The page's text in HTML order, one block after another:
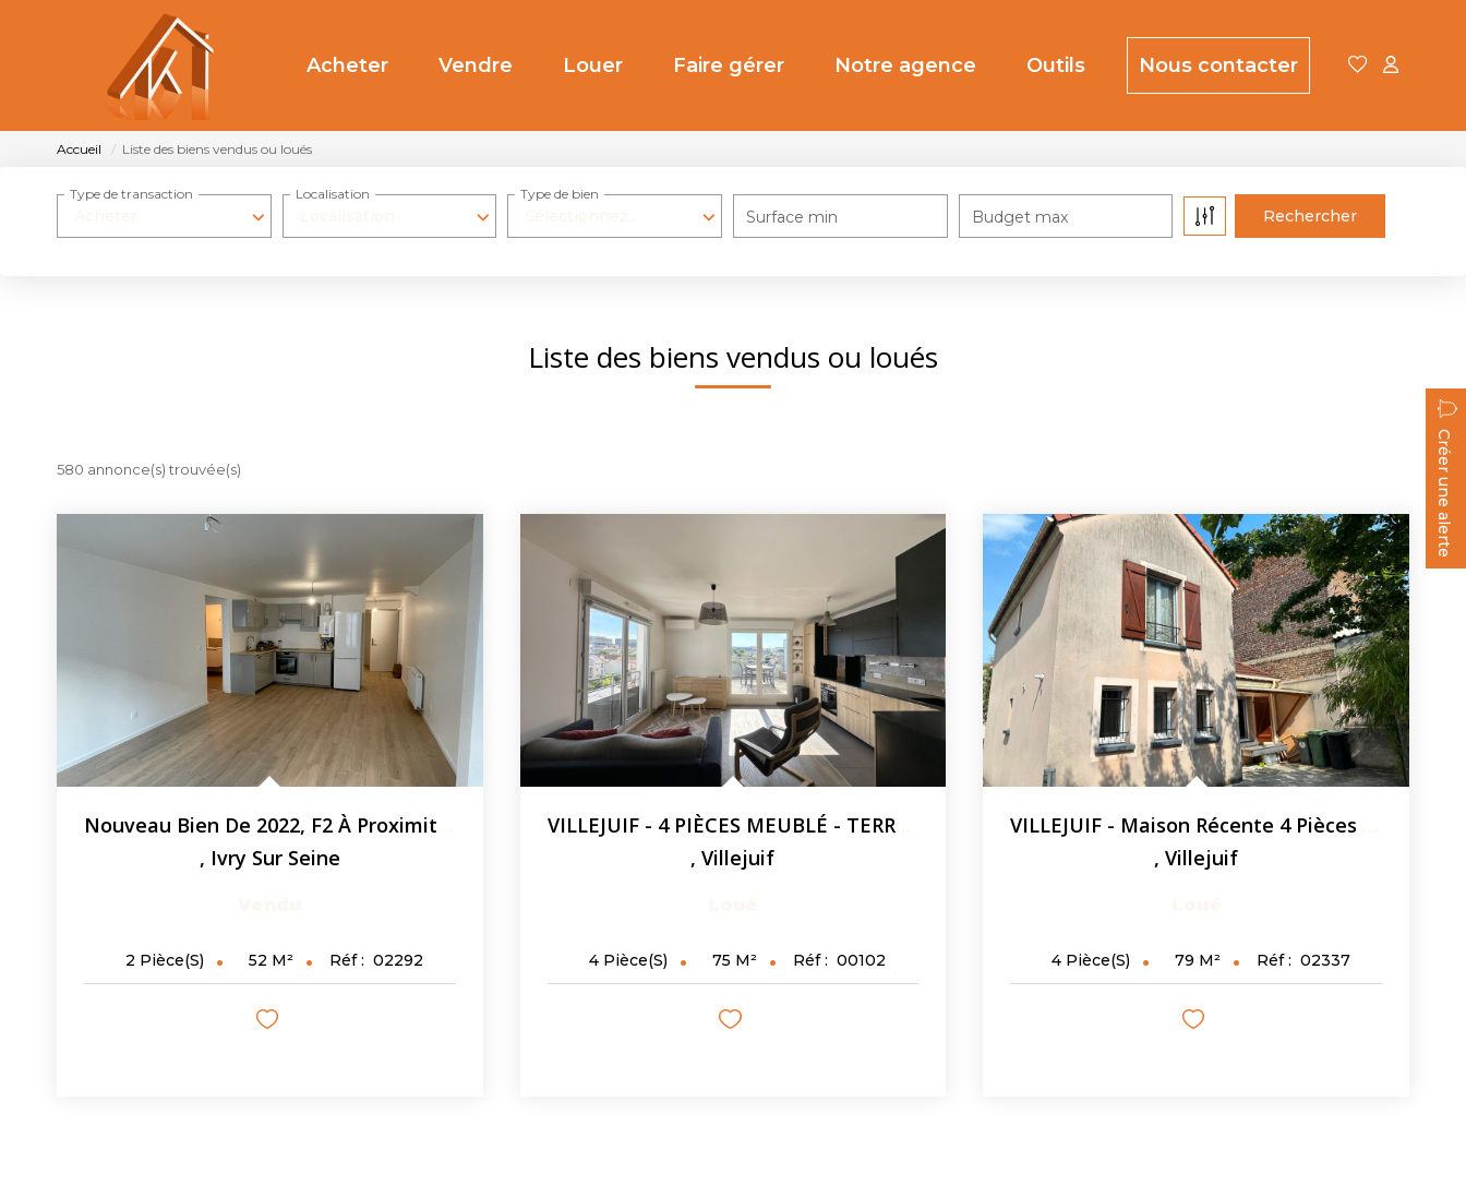
Acheter Vendre Louer Faire gérer Notre agence Outils Nous contacter
Accueil Liste des biens vendus ou loués
Type de transaction Localisation Type de bien
Surface min Budget max
Liste des biens vendus ou loués
Créer une alerte
580 annonce(s) trouvée(s)
, Ivry Sur Seine
2 Pièce(s) 52 M² Réf : 02292
VILLEJUIF - 4 PIÈCES MEUBLÉ - TERRASSE 17 M² - PARKINGS -...
,Villejuif
4 Pièce(s) 75 M² Réf : 00102
,Villejuif
4 Pièce(s) 79 M² Réf : 02337